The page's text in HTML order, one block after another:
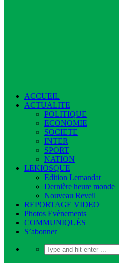
ACCUEIL
ACTUALITE
POLITIQUE
ECONOMIE
SOCIETE
INTER
SPORT
NATION
LEKIOSQUE
Edition Lemandat
Dernière heure monde
Nouveau Reveil
REPORTAGE VIDEO
Photos Evènements
COMMUNIQUÉS
S’abonner